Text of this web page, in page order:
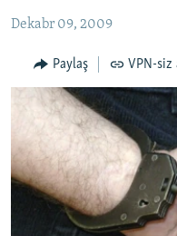
Axtarışa
FƏRQƏ BAX
QANUNI DOĞRU
ARAŞDIRMA
MULTIMEDIA
VIDEO
FOTOQALEREYA
İNFOQRAFIKA
RADIO ARXIV
OXU ZALI
AZƏRBAYCAN ƏDƏBIYYATI
HAQQIMIZDA
MISSIYAMIZ
Dekabr 09, 2009
Paylaş VPN-siz